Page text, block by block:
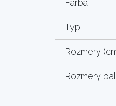
Farba
Typ
Rozmery
Rozmery